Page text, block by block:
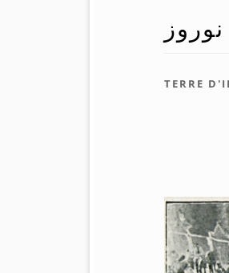
TERRE